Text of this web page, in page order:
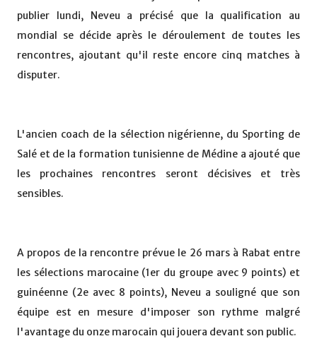
publier lundi, Neveu a précisé que la qualification au
mondial se décide après le déroulement de toutes les
rencontres, ajoutant qu'il reste encore cinq matches à
disputer.
L'ancien coach de la sélection nigérienne, du Sporting de
Salé et de la formation tunisienne de Médine a ajouté que
les prochaines rencontres seront décisives et très
sensibles.
A propos de la rencontre prévue le 26 mars à Rabat entre
les sélections marocaine (1er du groupe avec 9 points) et
guinéenne (2e avec 8 points), Neveu a souligné que son
équipe est en mesure d'imposer son rythme malgré
l'avantage du onze marocain qui jouera devant son public.